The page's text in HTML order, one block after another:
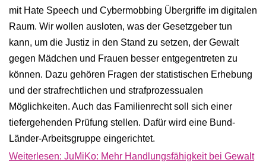
mit Hate Speech und Cybermobbing Übergriffe im digitalen
Raum. Wir wollen ausloten, was der Gesetzgeber tun
kann, um die Justiz in den Stand zu setzen, der Gewalt
gegen Mädchen und Frauen besser entgegentreten zu
können. Dazu gehören Fragen der statistischen Erhebung
und der strafrechtlichen und strafprozessualen
Möglichkeiten. Auch das Familienrecht soll sich einer
tiefergehenden Prüfung stellen. Dafür wird eine Bund-
Länder-Arbeitsgruppe eingerichtet.
Weiterlesen: JuMiKo: Mehr Handlungsfähigkeit bei Gewalt